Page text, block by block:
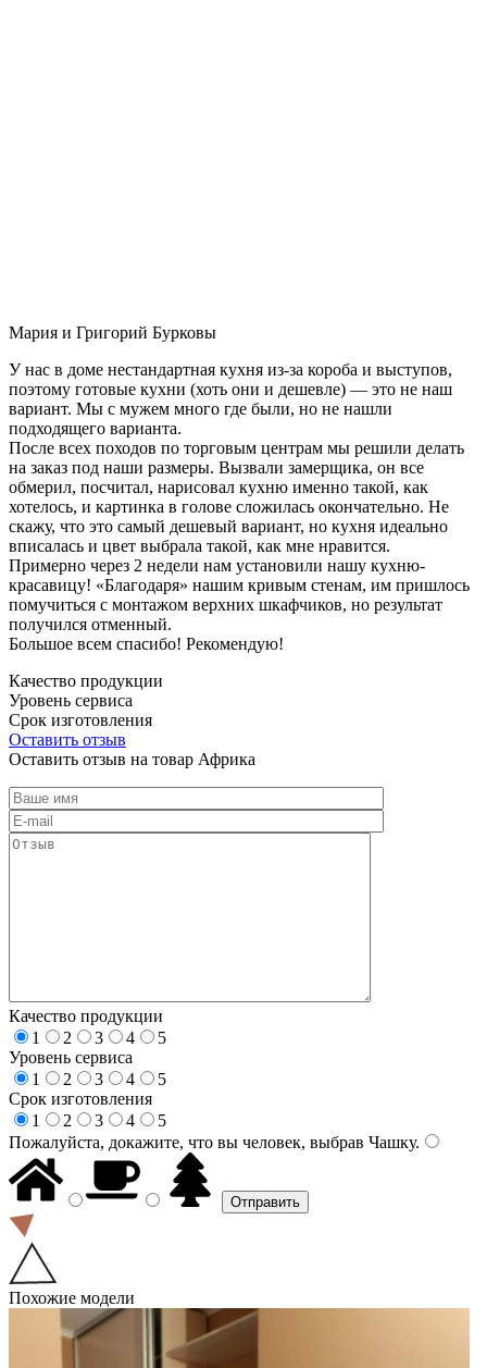
Мария и Григорий Бурковы
У нас в доме нестандартная кухня из-за короба и выступов,
поэтому готовые кухни (хоть они и дешевле) — это не наш
вариант. Мы с мужем много где были, но не нашли
подходящего варианта.
После всех походов по торговым центрам мы решили делать
на заказ под наши размеры. Вызвали замерщика, он все
обмерил, посчитал, нарисовал кухню именно такой, как
хотелось, и картинка в голове сложилась окончательно. Не
скажу, что это самый дешевый вариант, но кухня идеально
вписалась и цвет выбрала такой, как мне нравится.
Примерно через 2 недели нам установили нашу кухню-
красавицу! «Благодаря» нашим кривым стенам, им пришлось
помучиться с монтажом верхних шкафчиков, но результат
получился отменный.
Большое всем спасибо! Рекомендую!
Качество продукции
Уровень сервиса
Срок изготовления
Оставить отзыв
Оставить отзыв на товар Африка
Качество продукции
1
2 3 4
5
Уровень сервиса
1
2 3 4
5
Срок изготовления
1
2 3 4
5
Пожалуйста, докажите, что вы человек, выбрав Чашку.
Похожие модели